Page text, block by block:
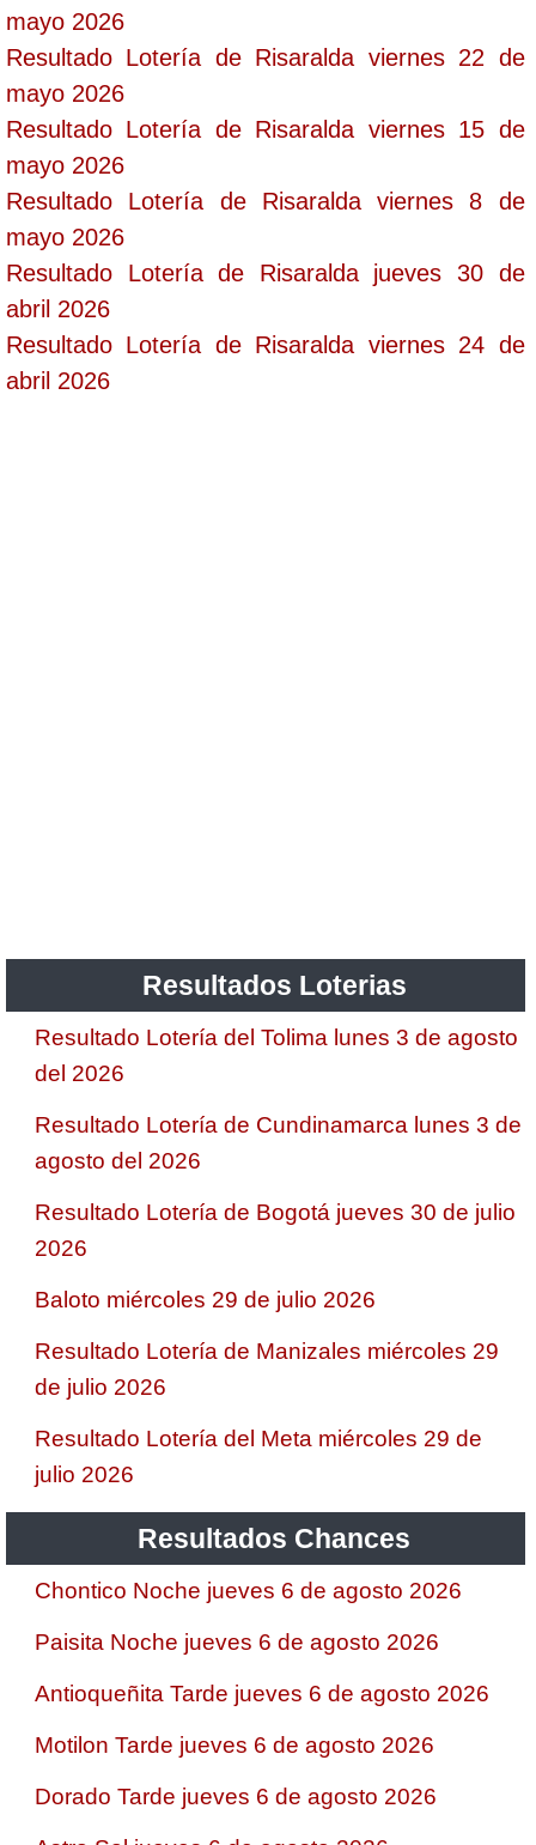
mayo 2026
Resultado Lotería de Risaralda viernes 22 de
mayo 2026
Resultado Lotería de Risaralda viernes 15 de
mayo 2026
Resultado Lotería de Risaralda viernes 8 de
mayo 2026
Resultado Lotería de Risaralda jueves 30 de
abril 2026
Resultado Lotería de Risaralda viernes 24 de
abril 2026
Resultados Loterias
Resultado Lotería del Tolima lunes 3 de agosto
del 2026
Resultado Lotería de Cundinamarca lunes 3 de
agosto del 2026
Resultado Lotería de Bogotá jueves 30 de julio
2026
Baloto miércoles 29 de julio 2026
Resultado Lotería de Manizales miércoles 29
de julio 2026
Resultado Lotería del Meta miércoles 29 de
julio 2026
Resultados Chances
Chontico Noche jueves 6 de agosto 2026
Paisita Noche jueves 6 de agosto 2026
Antioqueñita Tarde jueves 6 de agosto 2026
Motilon Tarde jueves 6 de agosto 2026
Dorado Tarde jueves 6 de agosto 2026